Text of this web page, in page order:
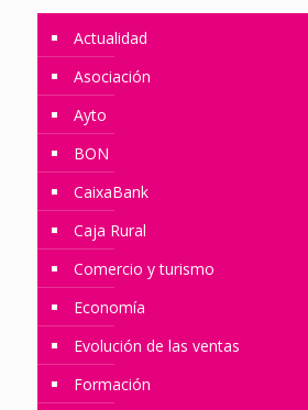
Actualidad
Asociación
Ayto
BON
CaixaBank
Caja Rural
Comercio y turismo
Economía
Evolución de las ventas
Formación